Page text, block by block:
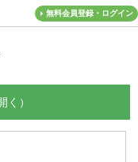
無料会員登録・ログイン